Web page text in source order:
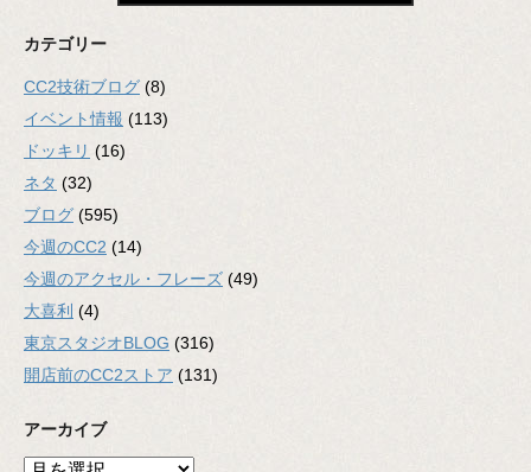
カテゴリー
CC2技術ブログ (8)
イベント情報 (113)
ドッキリ (16)
ネタ (32)
ブログ (595)
今週のCC2 (14)
今週のアクセル・フレーズ (49)
大喜利 (4)
東京スタジオBLOG (316)
開店前のCC2ストア (131)
アーカイブ
ア